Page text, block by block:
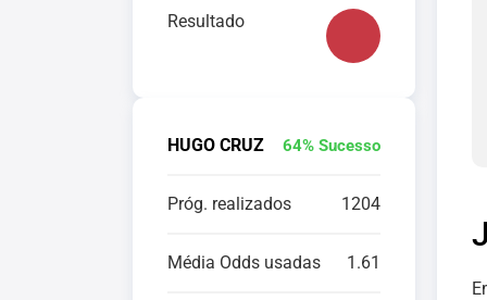
Resultado
HUGO CRUZ 64% Sucesso
Próg. realizados 1204
Média Odds usadas 1.61